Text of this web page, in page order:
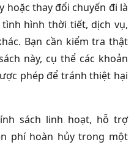
hoặc thay đổi chuyến đi là
hình thời tiết, dịch vụ,
Bạn cần kiểm tra thật
này, cụ thể các khoản
phép để tránh thiệt hại
sách linh hoạt, hỗ trợ
phí hoàn hủy trong một